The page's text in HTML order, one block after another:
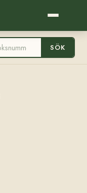
SÖK